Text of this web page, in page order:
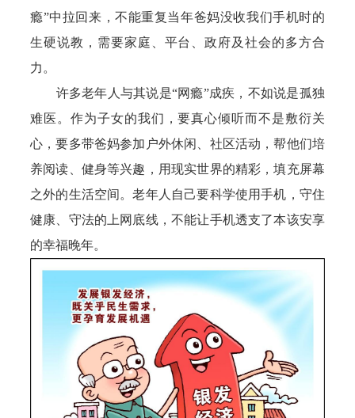
瘾”中拉回来，不能重复当年爸妈没收我们手机时的
生硬说教，需要家庭、平台、政府及社会的多方合
力。
许多老年人与其说是“网瘾”成疾，不如说是孤独
难医。作为子女的我们，要真心倾听而不是敷衍关
心，要多带爸妈参加户外休闲、社区活动，帮他们培
养阅读、健身等兴趣，用现实世界的精彩，填充屏幕
之外的生活空间。老年人自己要科学使用手机，守住
健康、守法的上网底线，不能让手机透支了本该安享
的幸福晚年。